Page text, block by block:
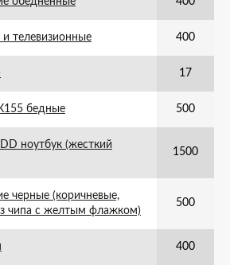
телевизионные 400
17
бедные 500
ноутбук (жесткий
1500
черные (коричневые,
чипа с желтым флажком)
500
400